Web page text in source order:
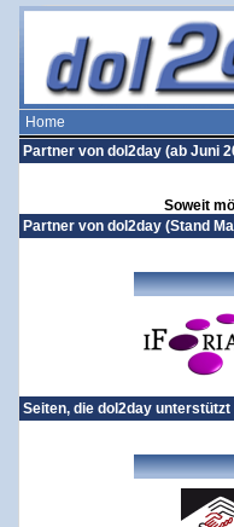
Home
Partner von dol2day (ab Juni
Soweit
Partner von dol2day (Stand
Seiten, die dol2day unterstützt